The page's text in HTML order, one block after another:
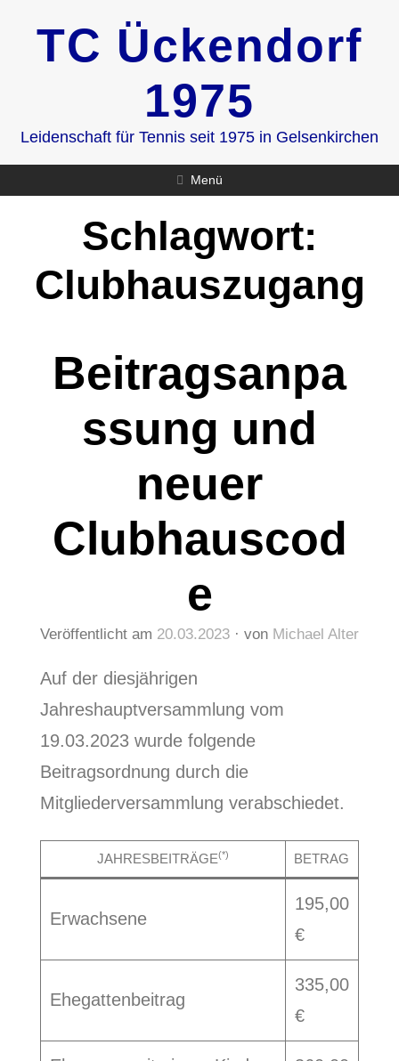
TC Ückendorf
1975
Leidenschaft für Tennis seit 1975 in Gelsenkirchen
Menü
Schlagwort:
Clubhauszugang
Beitragsanpa
ssung und
neuer
Clubhauscod
e
Veröffentlicht am 20.03.2023 von Michael Alter
Auf der diesjährigen
Jahreshauptversammlung vom
19.03.2023 wurde folgende
Beitragsordnung durch die
Mitgliederversammlung verabschiedet.
JAHRESBEITRÄGE(*) BETRAG
Erwachsene
195,00
€
Ehegattenbeitrag
335,00
€